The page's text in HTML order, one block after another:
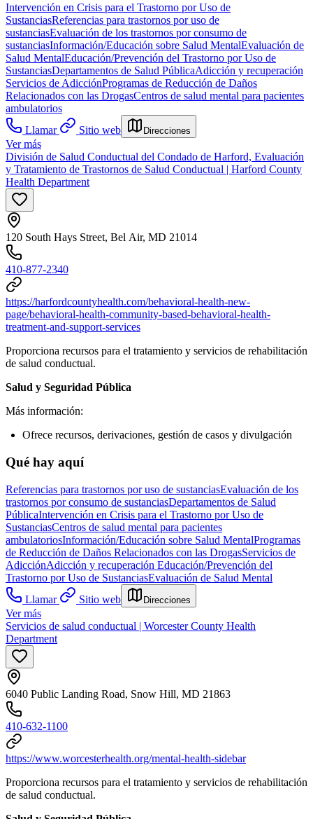
Intervención en Crisis para el Trastorno por Uso de
SustanciasReferencias para trastornos por uso de
sustanciasEvaluación de los trastornos por consumo de
sustanciasInformación/Educación sobre Salud MentalEvaluación de
Salud MentalEducación/Prevención del Trastorno por Uso de
SustanciasDepartamentos de Salud PúblicaAdicción y recuperación
Servicios de AdicciónProgramas de Reducción de Daños
Relacionados con las DrogasCentros de salud mental para pacientes
ambulatorios
Llamar
Sitio web Direcciones
Ver más
División de Salud Conductual del Condado de Harford, Evaluación
y Tratamiento de Trastornos de Salud Conductual | Harford County
Health Department
120 South Hays Street, Bel Air, MD 21014
410-877-2340
https://harfordcountyhealth.com/behavioral-health-new-
page/behavioral-health-community-based-behavioral-health-
treatment-and-support-services
Proporciona recursos para el tratamiento y servicios de rehabilitación
de salud conductual.
Salud y Seguridad Pública
Más información:
Ofrece recursos, derivaciones, gestión de casos y divulgación
Qué hay aquí
Referencias para trastornos por uso de sustanciasEvaluación de los
trastornos por consumo de sustanciasDepartamentos de Salud
PúblicaIntervención en Crisis para el Trastorno por Uso de
SustanciasCentros de salud mental para pacientes
ambulatoriosInformación/Educación sobre Salud MentalProgramas
de Reducción de Daños Relacionados con las DrogasServicios de
AdicciónAdicción y recuperación Educación/Prevención del
Trastorno por Uso de SustanciasEvaluación de Salud Mental
Llamar
Sitio web Direcciones
Ver más
Servicios de salud conductual | Worcester County Health
Department
6040 Public Landing Road, Snow Hill, MD 21863
410-632-1100
https://www.worcesterhealth.org/mental-health-sidebar
Proporciona recursos para el tratamiento y servicios de rehabilitación
de salud conductual.